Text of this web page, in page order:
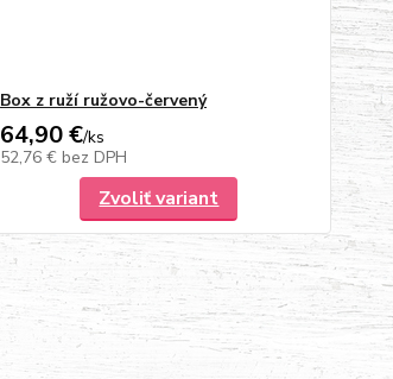
Box z ruží ružovo-červený
64,90 €/ks
52,76 € bez DPH
Zvoliť variant